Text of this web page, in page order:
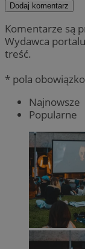
Dodaj komentarz
Komentarze są
Wydawca
treść.
* pola
Najnowsze
Popularne